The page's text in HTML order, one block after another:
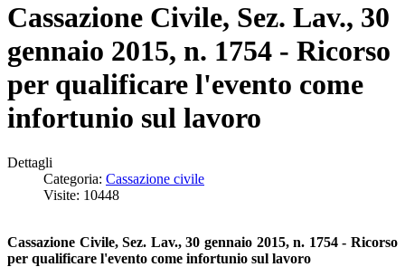
Cassazione Civile, Sez. Lav., 30
gennaio 2015, n. 1754 - Ricorso
per qualificare l'evento come
infortunio sul lavoro
Dettagli
Categoria: Cassazione civile
Visite: 10448
Cassazione Civile, Sez. Lav., 30 gennaio 2015, n. 1754 - Ricorso
per qualificare l'evento come infortunio sul lavoro